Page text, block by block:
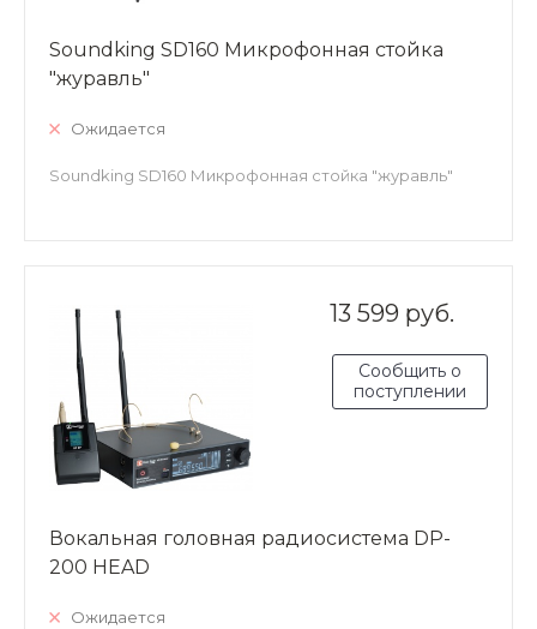
Soundking SD160 Микрофонная стойка
"журавль"
Ожидается
Soundking SD160 Микрофонная стойка "журавль"
13 599 руб.
Сообщить о
поступлении
Вокальная головная радиосистема DP-
200 HEAD
Ожидается